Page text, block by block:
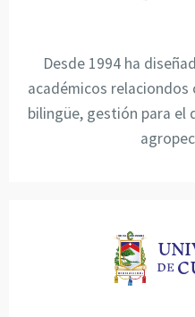
Desde 1994 ha
académicos
bilingüe, gestión para el